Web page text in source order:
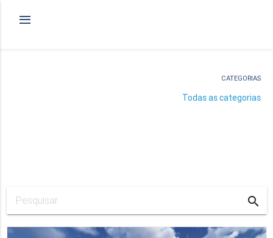
CATEGORIAS
Todas as categorias
search